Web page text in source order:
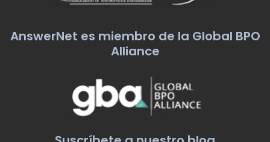
AnswerNet es miembro de la Global BPO
Alliance